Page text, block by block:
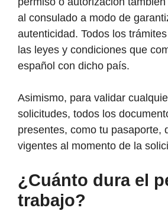
al consulado a modo de
autenticidad. Todos los
las leyes y condiciones que
español con dicho país.
Asimismo, para validar
solicitudes, todos los
presentes, como tu pasaporte,
vigentes al momento de la
¿Cuánto dura el
trabajo?